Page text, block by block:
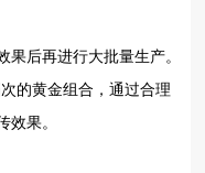
后再进行大批量生产。
的黄金组合，通过合理
果。